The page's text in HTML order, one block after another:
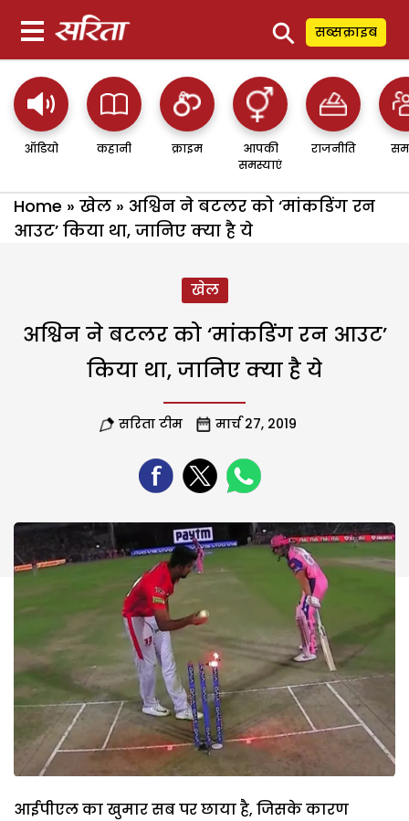
⚲ सब्सक्राइब
ऑडियो कहानी क्राइम
आपकी
समस्याएं
राजनीति
Home » खेल » अश्विन ने बटलर को ‘मांकडिंग रन
आउट’ किया था, जानिए क्या है ये
खेल
अश्विन ने बटलर को ‘मांकडिंग रन आउट’
किया था, जानिए क्या है ये
सरिता टीम मार्च 27, 2019
आईपीएल का खुमार सब पर छाया है, जिसके कारण